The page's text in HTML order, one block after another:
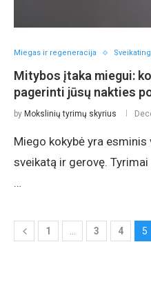
Miegas ir regeneracija
Mitybos įtaka miegui:
pagerinti jūsų nakties
by Mokslinių tyrimų skyrius
Miego kokybė yra
sveikatą ir gerovę.
…
1 3 4 5